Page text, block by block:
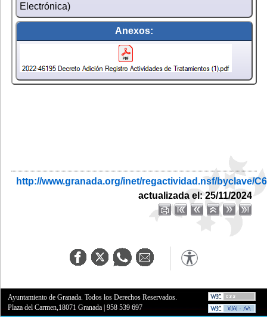
Electrónica)
Anexos:
http://www.granada.org/inet/regactividad.nsf/byclave/
actualizada el: 25/11/2024
Ayuntamiento de Granada. Todos los Derechos Reservados.
Plaza del Carmen,18071 Granada |958 539 697